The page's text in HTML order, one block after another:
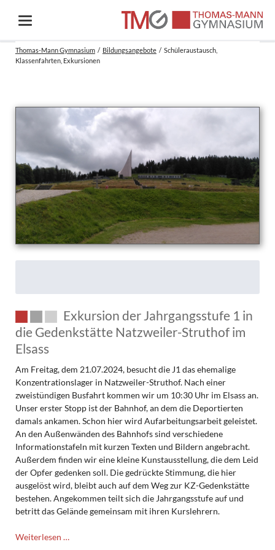
Thomas-Mann Gymnasium Bildungsangebote
Schüleraustausch,
Klassenfahrten, Exkursionen
Exkursion der Jahrgangsstufe 1 in
die Gedenkstätte Natzweiler-Struthof im
Elsass
Am Freitag, dem 21.07.2024, besucht die J1 das ehemalige
Konzentrationslager in Natzweiler-Struthof. Nach einer
zweistündigen Busfahrt kommen wir um 10:30 Uhr im Elsass an.
Unser erster Stopp ist der Bahnhof, an dem die Deportierten
damals ankamen. Schon hier wird Aufarbeitungsarbeit geleistet.
An den Außenwänden des Bahnhofs sind verschiedene
Informationstafeln mit kurzen Texten und Bildern angebracht.
Außerdem finden wir eine kleine Kunstausstellung, die dem Leid
der Opfer gedenken soll. Die gedrückte Stimmung, die hier
ausgelöst wird, bleibt auch auf dem Weg zur KZ-Gedenkstätte
bestehen. Angekommen teilt sich die Jahrgangsstufe auf und
betritt das Gelände gemeinsam mit ihren Kurslehrern.
Weiterlesen …